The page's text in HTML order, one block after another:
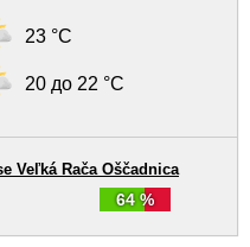
23 °C
20 до 22 °C
64 %
Veľká Rača Oščadnica